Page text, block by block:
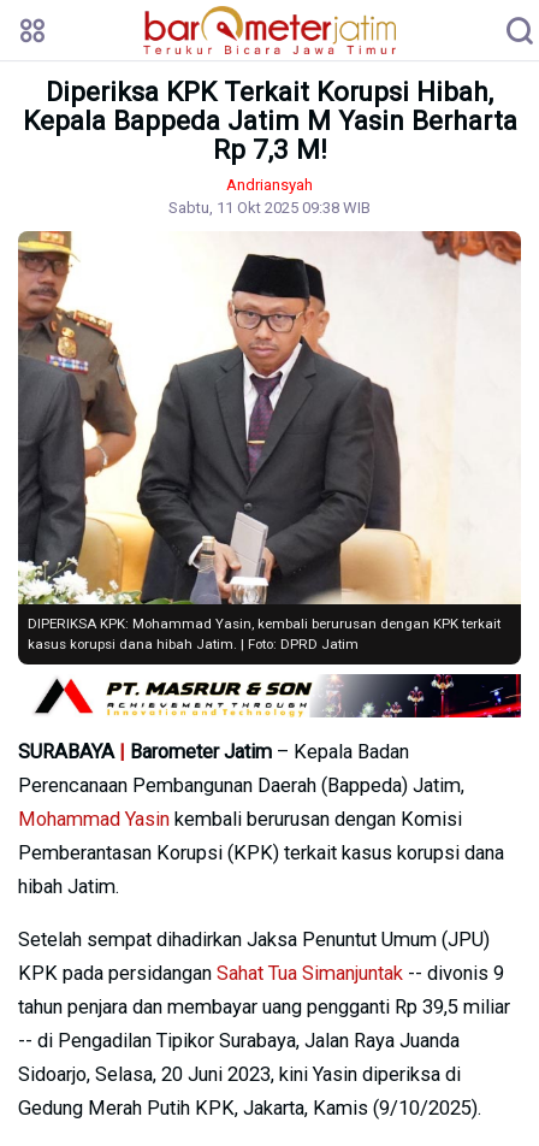
Diperiksa KPK Terkait Korupsi Hibah,
Kepala Bappeda Jatim M Yasin Berharta
Rp 7,3 M!
Andriansyah
Sabtu, 11 Okt 2025 09:38 WIB
DIPERIKSA KPK: Mohammad Yasin, kembali berurusan dengan KPK terkait
kasus korupsi dana hibah Jatim. | Foto: DPRD Jatim
SURABAYA Barometer Jatim – Kepala Badan
Perencanaan Pembangunan Daerah (Bappeda) Jatim,
Mohammad Yasin kembali berurusan dengan Komisi
Pemberantasan Korupsi (KPK) terkait kasus korupsi dana
hibah Jatim.
Setelah sempat dihadirkan Jaksa Penuntut Umum (JPU)
KPK pada persidangan Sahat Tua Simanjuntak -- divonis 9
tahun penjara dan membayar uang pengganti Rp 39,5 miliar
-- di Pengadilan Tipikor Surabaya, Jalan Raya Juanda
Sidoarjo, Selasa, 20 Juni 2023, kini Yasin diperiksa di
Gedung Merah Putih KPK, Jakarta, Kamis (9/10/2025).